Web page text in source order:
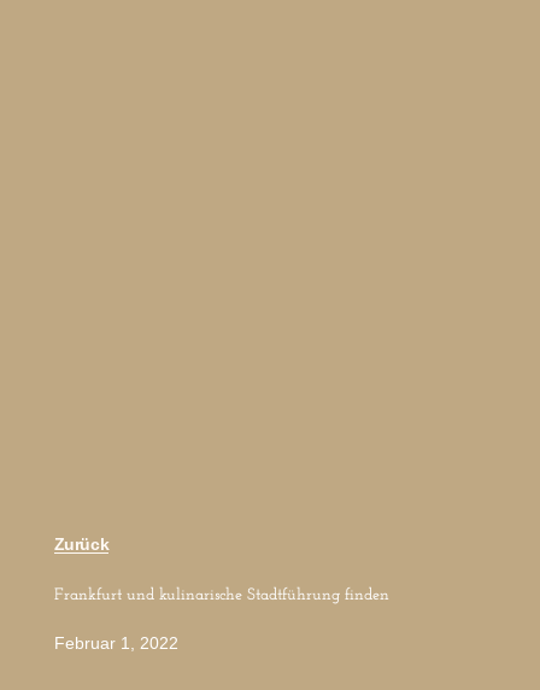
Zurück
Frankfurt und kulinarische Stadtführung finden
Februar 1, 2022